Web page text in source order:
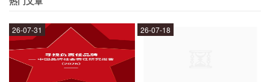
资者需要谨慎选择投资标的，根据自己的风险承受
能力进行投资。
26-07-31 26-07-18